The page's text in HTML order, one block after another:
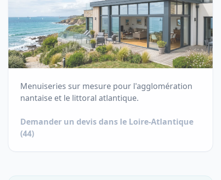
Menuiseries sur mesure pour l'agglomération
nantaise et le littoral atlantique.
Demander un devis dans le Loire-Atlantique
(44)